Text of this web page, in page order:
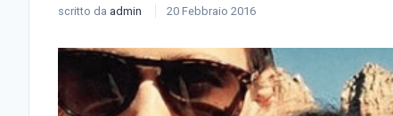
scritto da admin 20 Febbraio 2016